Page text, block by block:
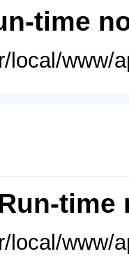
time
local/www/
time
local/www/